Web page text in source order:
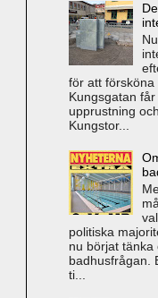
för att försköna
Kungsgatan
upprustning
Kungstor...
politiska
nu börjat tänka
badhusfrågan.
ti...